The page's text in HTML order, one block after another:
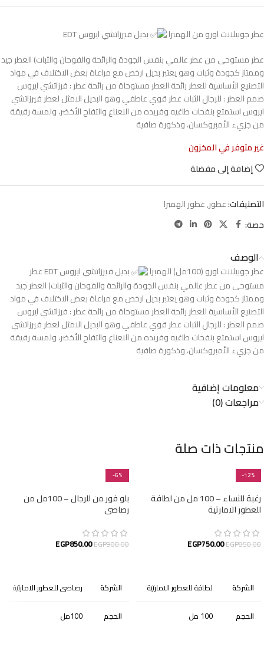
عطر جوبيلانت اورو من الهمبرا
بديل فيرزاتشي ايروس EDT
عطر مستوحى من عطر عالمي بنفس الجودة والرائحة والفوحان والثبات) العطر جيد
وممتاز كجودة وثبات وهو يعتبر بديل ارخص مع مراعاة بعض الاختلاف في مواد
التصنيع الأساسية للعطر رائحة العطر مستوحاة من رائحة عطر : فرزاتشي ايروس
صمم العطر : للرجال الثبات عطر قوي عاطفي وهو البديل الامثل لعطر فيرزاتشي
ايروس استمتع بنفحات طاغيه وفريده من النعناع والتفاح الأخضر، ولمسة رقيقة
من جزيء الأمبروكسان، وذكورة صافية
غير متوفر في المخزون
إضافة إلى مفضلة
التصنيفات:عطور,عطور الهمبرا
حصة:
الوصف
عطر جوبيلانت اورو (100مل) الهمبرا
بديل فيرزاتشي ايروس EDT عطر
مستوحى من عطر عالمي بنفس الجودة والرائحة والفوحان والثبات) العطر جيد
وممتاز كجودة وثبات وهو يعتبر بديل ارخص مع مراعاة بعض الاختلاف في مواد
التصنيع الأساسية للعطر رائحة العطر مستوحاة من رائحة عطر : فرزاتشي ايروس
صمم العطر : للرجال الثبات عطر قوي عاطفي وهو البديل الامثل لعطر فيرزاتشي
ايروس استمتع بنفحات طاغيه وفريده من النعناع والتفاح الأخضر، ولمسة رقيقة
من جزيء الأمبروكسان، وذكورة صافية
معلومات إضافية
مراجعات (0)
منتجات ذات صلة
-12%
رغبة للنساء – 100 مل من لطافة
للعطور الامارتية
EGP850.00
EGP750.00
الشركة لطافة للعطور الامارتية
الحجم 100 مل
-6%
بلو فور من للرجال – 100مل من
رصاصى
EGP900.00
EGP850.00
الشركة رصاصى للعطور الامارتية
الحجم 100مل